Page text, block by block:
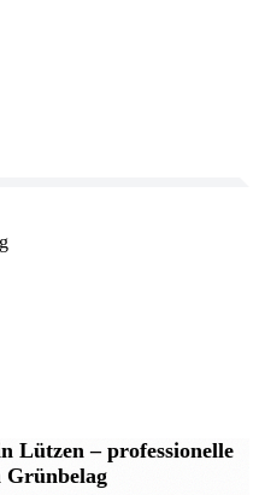
Lützen– professionelle